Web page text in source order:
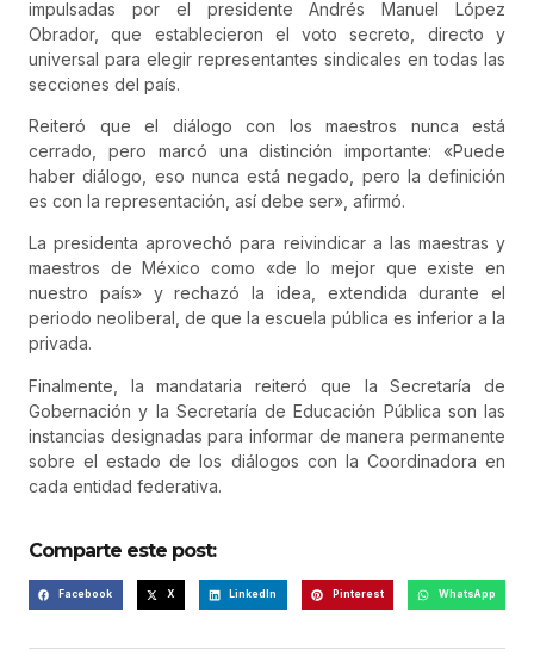
impulsadas por el presidente Andrés Manuel López
Obrador, que establecieron el voto secreto, directo y
universal para elegir representantes sindicales en todas las
secciones del país.
Reiteró que el diálogo con los maestros nunca está
cerrado, pero marcó una distinción importante: «Puede
haber diálogo, eso nunca está negado, pero la definición
es con la representación, así debe ser», afirmó.
La presidenta aprovechó para reivindicar a las maestras y
maestros de México como «de lo mejor que existe en
nuestro país» y rechazó la idea, extendida durante el
periodo neoliberal, de que la escuela pública es inferior a la
privada.
Finalmente, la mandataria reiteró que la Secretaría de
Gobernación y la Secretaría de Educación Pública son las
instancias designadas para informar de manera permanente
sobre el estado de los diálogos con la Coordinadora en
cada entidad federativa.
Comparte este post:
Facebook X LinkedIn Pinterest WhatsApp